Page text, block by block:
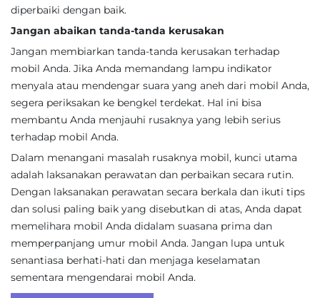
diperbaiki dengan baik.
Jangan abaikan tanda-tanda kerusakan
Jangan membiarkan tanda-tanda kerusakan terhadap
mobil Anda. Jika Anda memandang lampu indikator
menyala atau mendengar suara yang aneh dari mobil Anda,
segera periksakan ke bengkel terdekat. Hal ini bisa
membantu Anda menjauhi rusaknya yang lebih serius
terhadap mobil Anda.
Dalam menangani masalah rusaknya mobil, kunci utama
adalah laksanakan perawatan dan perbaikan secara rutin.
Dengan laksanakan perawatan secara berkala dan ikuti tips
dan solusi paling baik yang disebutkan di atas, Anda dapat
memelihara mobil Anda didalam suasana prima dan
memperpanjang umur mobil Anda. Jangan lupa untuk
senantiasa berhati-hati dan menjaga keselamatan
sementara mengendarai mobil Anda.